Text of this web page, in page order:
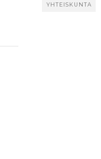
YHTEISKUNTA